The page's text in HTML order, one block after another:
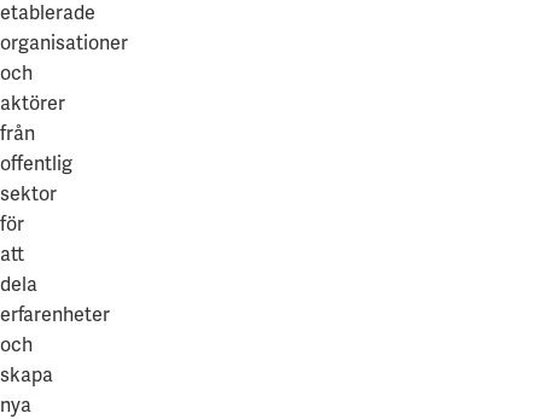
etablerade
organisationer
och
aktörer
från
offentlig
sektor
för
att
dela
erfarenheter
och
skapa
nya